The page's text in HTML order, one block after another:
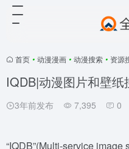
首页 • 动漫漫画 • 动漫搜索 • 资源
IQDB|动漫图片和壁纸
3年前发布 7,395 0
“IQDB”(Multi-service